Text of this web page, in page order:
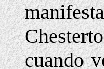
cuando